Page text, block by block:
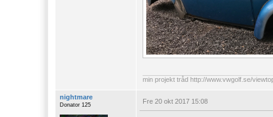
min projekt tråd http://www.vwgolf.se/
nightmare
Donator 125 Fre 20 okt 2017 15:08